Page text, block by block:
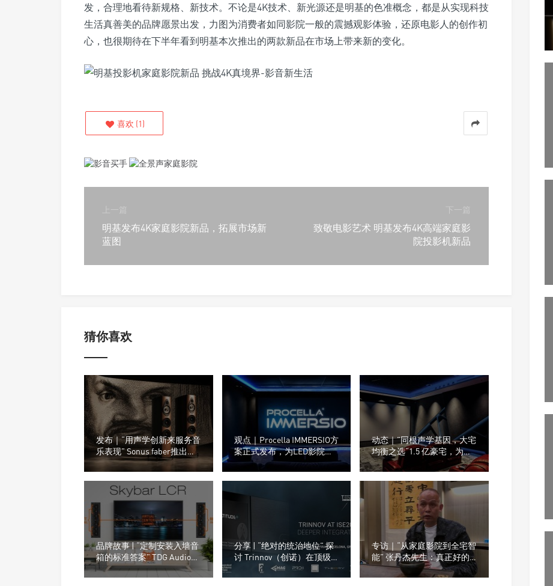
发，合理地看待新规格、新技术。不论是4K技术、新光源还是明基的色准概念，都是从实现科技
生活真善美的品牌愿景出发，力图为消费者如同影院一般的震撼观影体验，还原电影人的创作初
心，也很期待在下半年看到明基本次推出的两款新品在市场上带来新的变化。
喜欢 (1)
上一篇
明基发布4K家庭影院新品，拓展市场新
蓝图
下一篇
致敬电影艺术 明基发布4K高端家庭影
院投影机新品
猜你喜欢
发布｜“用声学创新来服务音
乐表现” Sonus faber推出了
全新的Olympica G3系列音箱
观点｜Procella IMMERSIO方
案正式发布，为LED影院重
新设计声音系统
动态｜”同根声学基因，大宅
均衡之选“1.5 亿豪宅，为什
么没用旗舰，却选了
Perlisten A 系列
品牌故事 | “定制安装入墙音
箱的标准答案” TDG Audio嵌
入式高端音响
分享 | “绝对的统治地位” 探
讨 Trinnov（创诺）在顶级
家庭影院解码方案中的市场
占有率
专访｜“从家庭影院到全宅智
能” 张丹杰先生：真正好的
影音空间，把控每一个细节